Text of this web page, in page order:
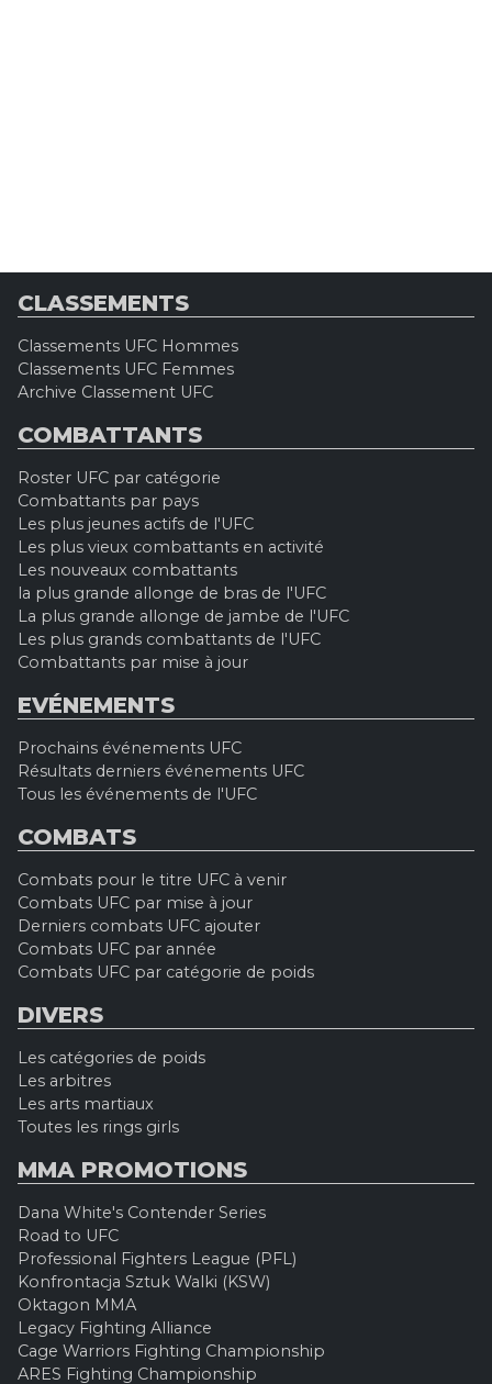
CLASSEMENTS
Classements UFC Hommes
Classements UFC Femmes
Archive Classement UFC
COMBATTANTS
Roster UFC par catégorie
Combattants par pays
Les plus jeunes actifs de l'UFC
Les plus vieux combattants en activité
Les nouveaux combattants
la plus grande allonge de bras de l'UFC
La plus grande allonge de jambe de l'UFC
Les plus grands combattants de l'UFC
Combattants par mise à jour
EVÉNEMENTS
Prochains événements UFC
Résultats derniers événements UFC
Tous les événements de l'UFC
COMBATS
Combats pour le titre UFC à venir
Combats UFC par mise à jour
Derniers combats UFC ajouter
Combats UFC par année
Combats UFC par catégorie de poids
DIVERS
Les catégories de poids
Les arbitres
Les arts martiaux
Toutes les rings girls
MMA PROMOTIONS
Dana White's Contender Series
Road to UFC
Professional Fighters League (PFL)
Konfrontacja Sztuk Walki (KSW)
Oktagon MMA
Legacy Fighting Alliance
Cage Warriors Fighting Championship
ARES Fighting Championship